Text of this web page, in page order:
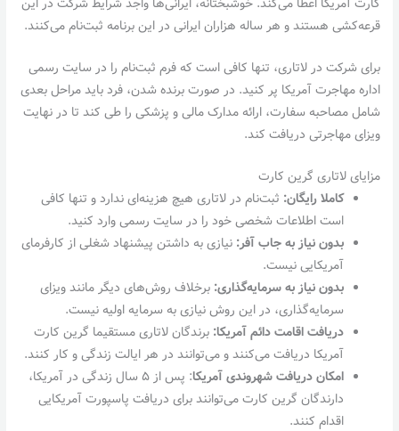
کارت آمریکا اعطا می‌کند. خوشبختانه، ایرانی‌ها واجد شرایط شرکت در این
قرعه‌کشی هستند و هر ساله هزاران ایرانی در این برنامه ثبت‌نام می‌کنند.
برای شرکت در لاتاری، تنها کافی است که فرم ثبت‌نام را در سایت رسمی
اداره مهاجرت آمریکا پر کنید. در صورت برنده شدن، فرد باید مراحل بعدی
شامل مصاحبه سفارت، ارائه مدارک مالی و پزشکی را طی کند تا در نهایت
ویزای مهاجرتی دریافت کند.
مزایای لاتاری گرین کارت
کاملا رایگان: ثبت‌نام در لاتاری هیچ هزینه‌ای ندارد و تنها کافی
است اطلاعات شخصی خود را در سایت رسمی وارد کنید.
بدون نیاز به جاب آفر: نیازی به داشتن پیشنهاد شغلی از کارفرمای
آمریکایی نیست.
بدون نیاز به سرمایه‌گذاری: برخلاف روش‌های دیگر مانند ویزای
سرمایه‌گذاری، در این روش نیازی به سرمایه اولیه نیست.
دریافت اقامت دائم آمریکا: برندگان لاتاری مستقیما گرین کارت
آمریکا دریافت می‌کنند و می‌توانند در هر ایالت زندگی و کار کنند.
امکان دریافت شهروندی آمریکا
: پس از ۵ سال زندگی در آمریکا،
دارندگان گرین کارت می‌توانند برای دریافت پاسپورت آمریکایی
اقدام کنند.